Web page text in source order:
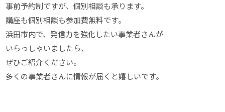
事前予約制ですが、個別相談も承ります。
講座も個別相談も参加費無料です。
浜田市内で、発信力を強化したい事業者さんが
いらっしゃいましたら、
ぜひご紹介ください。
多くの事業者さんに情報が届くと嬉しいです。